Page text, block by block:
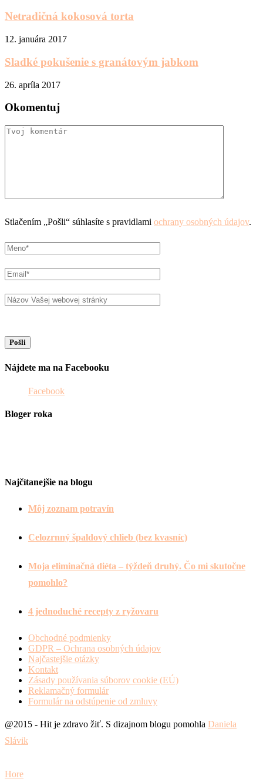
Netradičná kokosová torta
12. januára 2017
Sladké pokušenie s granátovým jabkom
26. apríla 2017
Okomentuj
Stlačením „Pošli“ súhlasíte s pravidlami ochrany osobných údajov.
Nájdete ma na Facebooku
Facebook
Bloger roka
Najčítanejšie na blogu
Môj zoznam potravín
Celozrnný špaldový chlieb (bez kvasníc)
Moja eliminačná diéta – týždeň druhý. Čo mi skutočne
pomohlo?
4 jednoduché recepty z ryžovaru
Obchodné podmienky
GDPR – Ochrana osobných údajov
Najčastejšie otázky
Kontakt
Zásady používania súborov cookie (EÚ)
Reklamačný formulár
Formulár na odstúpenie od zmluvy
@2015 - Hit je zdravo žiť. S dizajnom blogu pomohla Daniela
Slávik
Hore